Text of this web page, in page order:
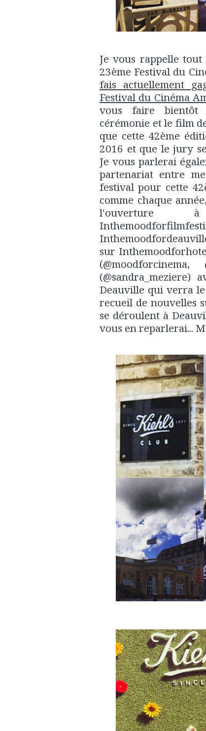
Je vous rappelle
23ème Festival du
fais actuellement
Festival du Cinéma
vous faire bientôt
cérémonie et le film
que cette 42ème
2016 et que le jury
Je vous parlerai
partenariat entre
festival pour cette
comme chaque
sur
Deauville qui verra
recueil de nouvelles
se déroulent à
vous en reparlerai...